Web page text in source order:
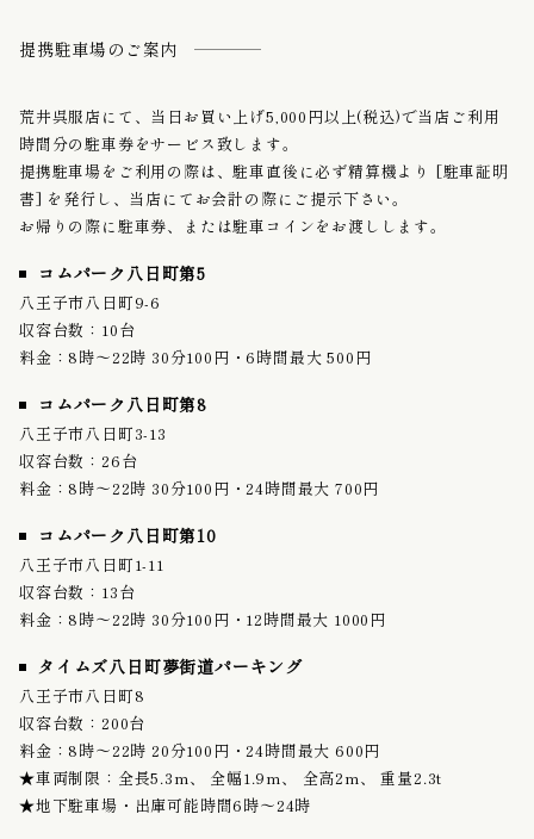
提携駐車場のご案内
荒井呉服店にて、当日お買い上げ5,000円以上(税込)で当店ご利用
時間分の駐車券をサービス致します。
提携駐車場をご利用の際は、駐車直後に必ず精算機より [駐車証明
書] を発行し、当店にてお会計の際にご提示下さい。
お帰りの際に駐車券、または駐車コインをお渡しします。
コムパーク八日町第5
八王子市八日町9-6
収容台数：10台
料金：8時〜22時 30分100円・6時間最大 500円
コムパーク八日町第8
八王子市八日町3-13
収容台数：26台
料金：8時〜22時 30分100円・24時間最大 700円
コムパーク八日町第10
八王子市八日町1-11
収容台数：13台
料金：8時〜22時 30分100円・12時間最大 1000円
タイムズ八日町夢街道パーキング
八王子市八日町8
収容台数：200台
料金：8時〜22時 20分100円・24時間最大 600円
★車両制限：全長5.3m、 全幅1.9m、 全高2m、 重量2.3t
★地下駐車場・出庫可能時間6時〜24時